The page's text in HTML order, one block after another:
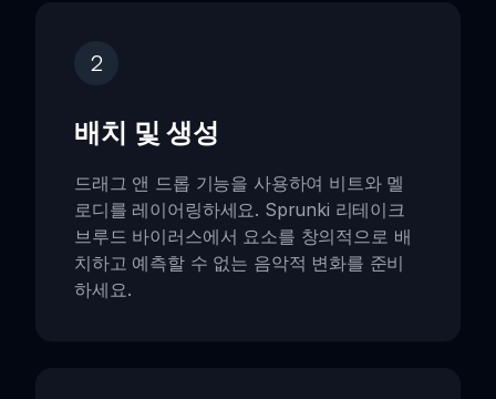
2
배치 및 생성
드래그 앤 드롭 기능을 사용하여 비트와 멜
로디를 레이어링하세요. Sprunki 리테이크
브루드 바이러스에서 요소를 창의적으로 배
치하고 예측할 수 없는 음악적 변화를 준비
하세요.